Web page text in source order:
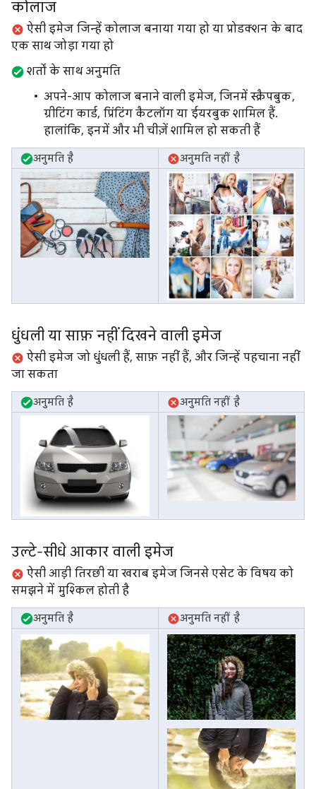
कोलाज
ऐसी इमेज जिन्हें कोलाज बनाया गया हो या प्रोडक्शन के बाद
एक साथ जोड़ा गया हो
शर्तों के साथ अनुमति
अपने-आप कोलाज बनाने वाली इमेज, जिनमें स्क्रैपबुक,
ग्रीटिंग कार्ड, प्रिंटिंग कैटलॉग या ईयरबुक शामिल हैं.
हालांकि, इनमें और भी चीज़ें शामिल हो सकती हैं
अनुमति है अनुमति नहीं है
धुंधली या साफ़ नहीं दिखने वाली इमेज
ऐसी इमेज जो धुंधली हैं, साफ़ नहीं हैं, और जिन्हें पहचाना नहीं
जा सकता
अनुमति है अनुमति नहीं है
उल्टे-सीधे आकार वाली इमेज
ऐसी आड़ी तिरछी या खराब इमेज जिनसे एसेट के विषय को
समझने में मुश्किल होती है
अनुमति है अनुमति नहीं है